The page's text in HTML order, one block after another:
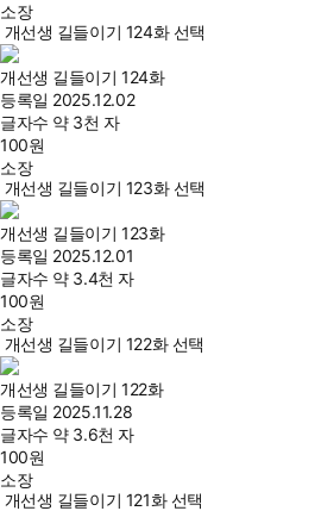
소장
개선생 길들이기 124화 선택
개선생 길들이기 124화
등록일 2025.12.02
글자수 약 3천 자
100원
소장
개선생 길들이기 123화 선택
개선생 길들이기 123화
등록일 2025.12.01
글자수 약 3.4천 자
100원
소장
개선생 길들이기 122화 선택
개선생 길들이기 122화
등록일 2025.11.28
글자수 약 3.6천 자
100원
소장
개선생 길들이기 121화 선택